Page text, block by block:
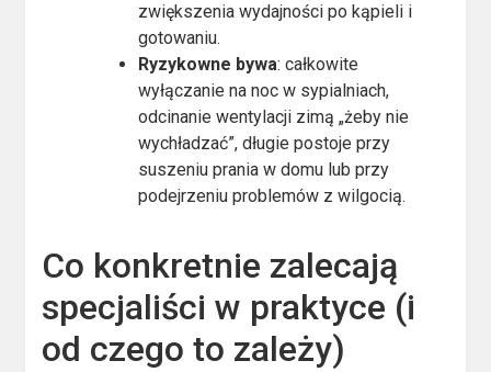
zwiększenia wydajności po kąpieli i
gotowaniu.
Ryzykowne bywa: całkowite
wyłączanie na noc w sypialniach,
odcinanie wentylacji zimą „żeby nie
wychładzać”, długie postoje przy
suszeniu prania w domu lub przy
podejrzeniu problemów z wilgocią.
Co konkretnie zalecają
specjaliści w praktyce (i
od czego to zależy)